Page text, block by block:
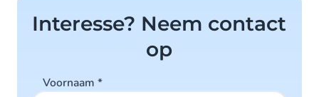
Interesse? Neem contact
op
Voornaam *